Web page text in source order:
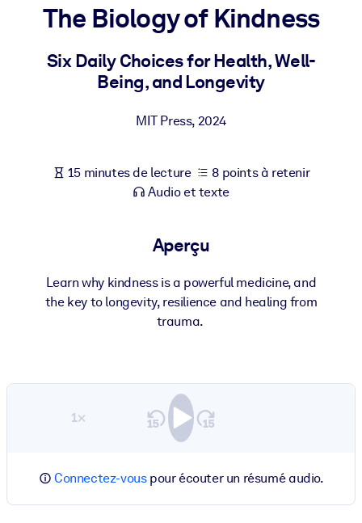
PAR SYSTÈME
Pour LMS/LXP
LMS/LXP pour de meilleurs résultats d'apprentissage.
Enrichissez votre bibliothèque d'entreprise avec des
commerciales fiables et prêtes à l'emploi.
Alimentez vos systèmes d'IA avec des connaissances fiables et
The Biology of Kindness
Six Daily Choices for Health, Well-
Being, and Longevity
MIT Press, 2024
15 minutes de lecture
8 points à retenir
Audio et texte
Aperçu
Learn why kindness is a powerful medicine, and
the key to longevity, resilience and healing from
trauma.
1×
Connectez-vouspour écouter un résumé audio.